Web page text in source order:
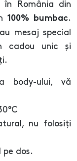
în România din
100% bumbac.
mesaj special
cadou unic și
body-ului, vă
nu folosiți
dos.